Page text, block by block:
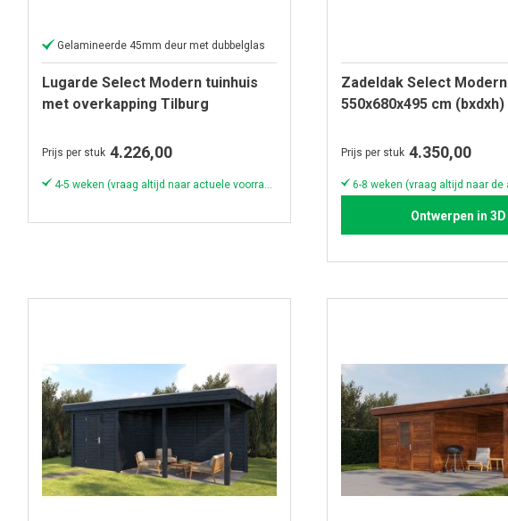
Gelamineerde 45mm deur met dubbelglas
Lugarde Select Modern tuinhuis
met overkapping Tilburg
Prijs per stuk 4.226,00
Zadeldak Select Modern
550x680x495 cm (bxdxh)
Prijs per stuk 4.350,00
Ontwerpen in 3D